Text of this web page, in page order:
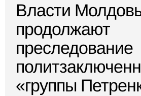
Власти
продолжают
преследование
«группы